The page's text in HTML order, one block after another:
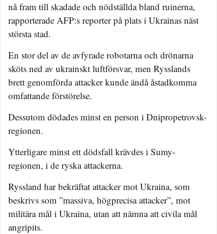
nå fram till skadade och nödställda bland ruinerna,
rapporterade AFP:s reporter på plats i Ukrainas näst
största stad.
En stor del av de avfyrade robotarna och drönarna
sköts ned av ukrainskt luftförsvar, men Rysslands
brett genomförda attacker kunde ändå åstadkomma
omfattande förstörelse.
Dessutom dödades minst en person i Dnipropetrovsk-
regionen.
Ytterligare minst ett dödsfall krävdes i Sumy-
regionen, i de ryska attackerna.
Ryssland har bekräftat attacker mot Ukraina, som
beskrivs som ”massiva, högprecisa attacker”, mot
militära mål i Ukraina, utan att nämna att civila mål
angripits.